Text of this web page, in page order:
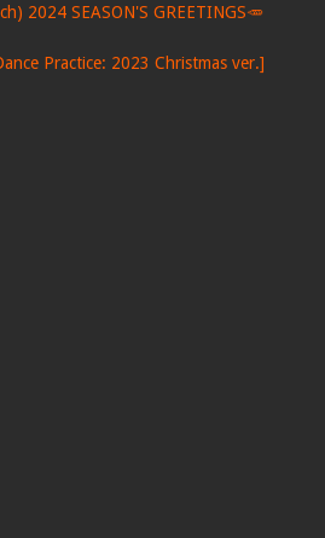
2024 SEASON'S GREETINGS🥕
Practice: 2023 Christmas ver.]